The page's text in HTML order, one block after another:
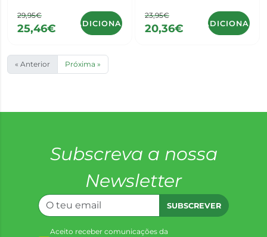
29,95€
25,46€ ADICIONAR
23,95€
20,36€ ADICIONAR
« Anterior Próxima »
Subscreva a nossa
Newsletter
SUBSCREVER
Aceito receber comunicações da